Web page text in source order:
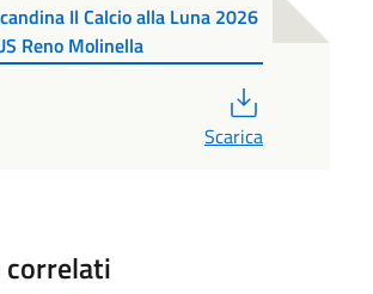
Il Calcio alla Luna 2026
Reno Molinella
Scarica
correlati